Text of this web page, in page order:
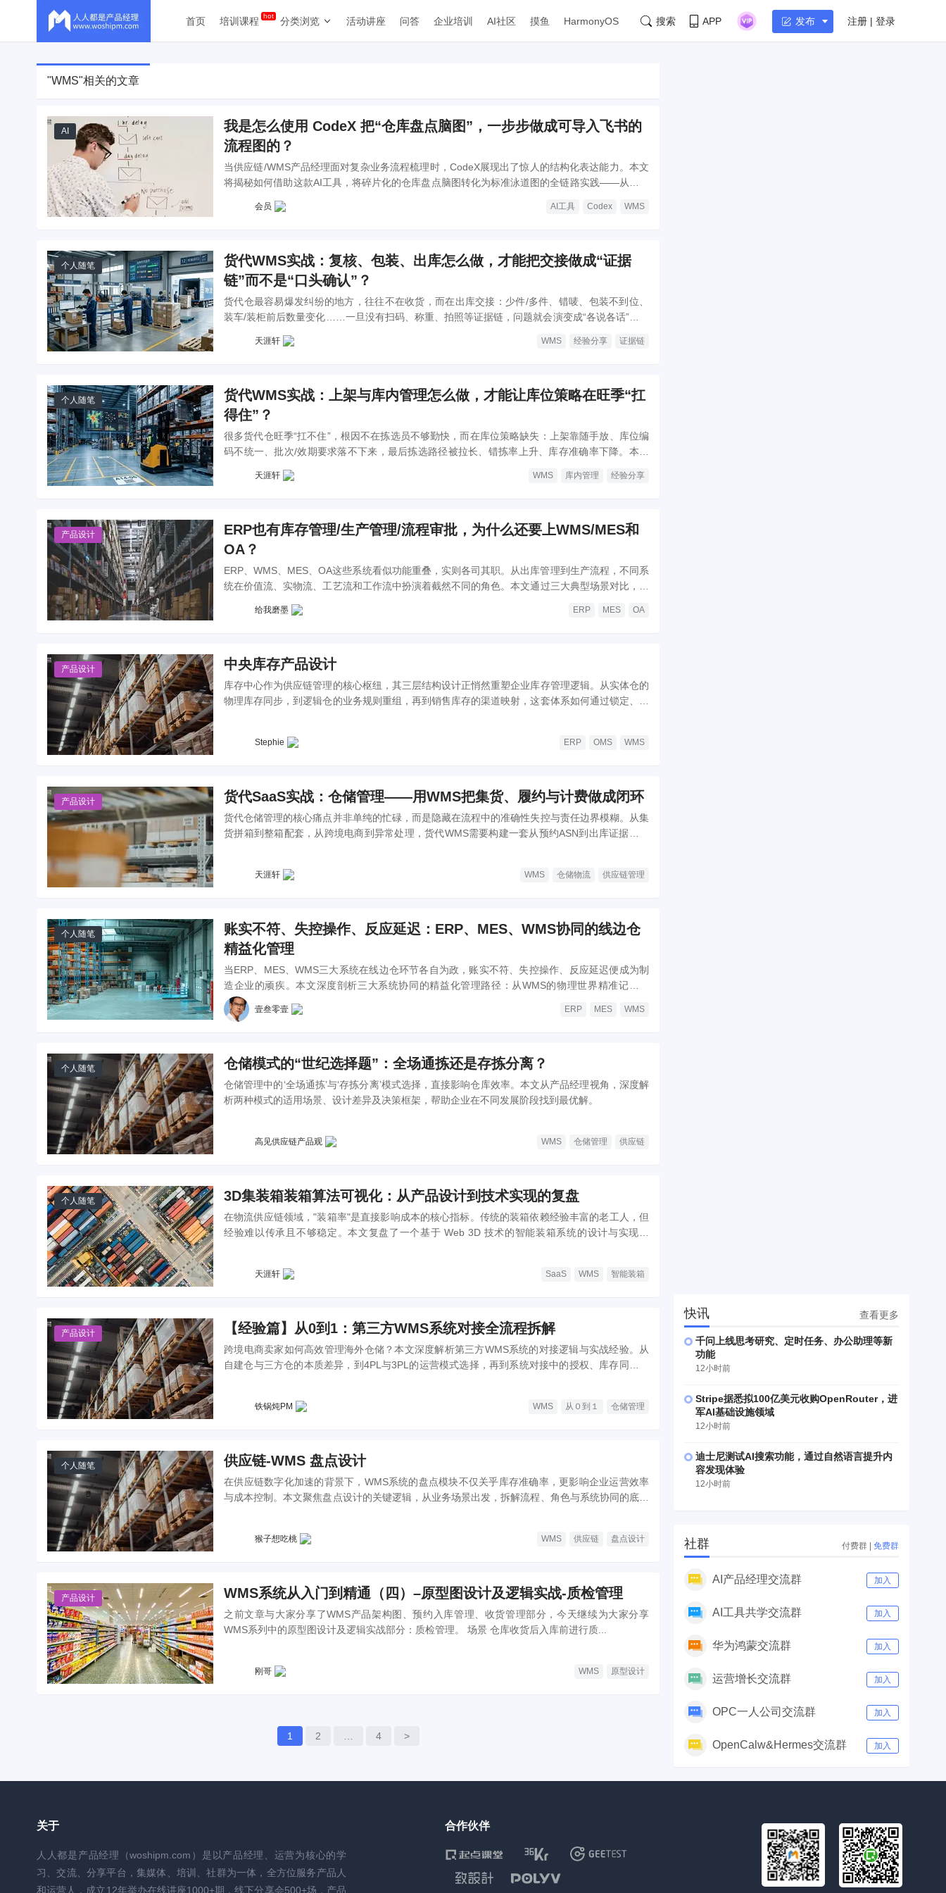
首页 培训课程 分类浏览 活动讲座 问答 企业培训 AI社区 摸鱼 HarmonyOS 搜索 APP 发布 注册 | 登录
"WMS"相关的文章
AI
我是怎么使用 CodeX 把“仓库盘点脑图”，一步步做成可导入飞书的
流程图的？
当供应链/WMS产品经理面对复杂业务流程梳理时，CodeX展现出了惊人的结构化表达能力。本文
将揭秘如何借助这款AI工具，将碎片化的仓库盘点脑图转化为标准泳道图的全链路实践——从业务
会员 AI工具 Codex WMS
个人随笔
货代WMS实战：复核、包装、出库怎么做，才能把交接做成“证据
链”而不是“口头确认”？
货代仓最容易爆发纠纷的地方，往往不在收货，而在出库交接：少件/多件、错唛、包装不到位、
装车/装柜前后数量变化……一旦没有扫码、称重、拍照等证据链，问题就会演变成“各说各话”。本
异化要求，出库如何与装车计划、运输调度联动，以及如何把全流程质量追溯与异常处理内置到系
天涯轩 WMS 经验分享 证据链
个人随笔
货代WMS实战：上架与库内管理怎么做，才能让库位策略在旺季“扛
得住”？
很多货代仓旺季“扛不住”，根因不在拣选员不够勤快，而在库位策略缺失：上架靠随手放、库位编
码不统一、批次/效期要求落不下来，最后拣选路径被拉长、错拣率上升、库存准确率下降。本文
如何用规则/算法做库位分配与预留锁定，如何用移动端导航与扫描把策略落到现场，以及如何通
天涯轩 WMS 库内管理 经验分享
产品设计
ERP也有库存管理/生产管理/流程审批，为什么还要上WMS/MES和
OA？
ERP、WMS、MES、OA这些系统看似功能重叠，实则各司其职。从出库管理到生产流程，不同系
统在价值流、实物流、工艺流和工作流中扮演着截然不同的角色。本文通过三大典型场景对比，揭
给我磨墨 ERP MES OA
产品设计 中央库存产品设计
库存中心作为供应链管理的核心枢纽，其三层结构设计正悄然重塑企业库存管理逻辑。从实体仓的
物理库存同步，到逻辑仓的业务规则重组，再到销售库存的渠道映射，这套体系如何通过锁定、冻
Stephie ERP OMS WMS
产品设计 货代SaaS实战：仓储管理——用WMS把集货、履约与计费做成闭环
货代仓储管理的核心痛点并非单纯的忙碌，而是隐藏在流程中的准确性失控与责任边界模糊。从集
货拼箱到整箱配套，从跨境电商到异常处理，货代WMS需要构建一套从预约ASN到出库证据链的
天涯轩 WMS 仓储物流 供应链管理
个人随笔
账实不符、失控操作、反应延迟：ERP、MES、WMS协同的线边仓
精益化管理
当ERP、MES、WMS三大系统在线边仓环节各自为政，账实不符、失控操作、反应延迟便成为制
造企业的顽疾。本文深度剖析三大系统协同的精益化管理路径：从WMS的物理世界精准记录、
MES的实时消耗同步，到ERP的唯一真相映射，构建数据闭环。通过刚性校验机制遏制超领，动态
补货触发预防待料，让'不积压、不超领、不待料'从管理目标转化为可落地的数字化运营现实。
壹叁零壹 ERP MES WMS
个人随笔 仓储模式的“世纪选择题”：全场通拣还是存拣分离？
仓储管理中的‘全场通拣’与‘存拣分离’模式选择，直接影响仓库效率。本文从产品经理视角，深度解
析两种模式的适用场景、设计差异及决策框架，帮助企业在不同发展阶段找到最优解。
高见供应链产品观 WMS 仓储管理 供应链
个人随笔 3D集装箱装箱算法可视化：从产品设计到技术实现的复盘
在物流供应链领域，"装箱率"是直接影响成本的核心指标。传统的装箱依赖经验丰富的老工人，但
经验难以传承且不够稳定。本文复盘了一个基于 Web 3D 技术的智能装箱系统的设计与实现过
天涯轩 SaaS WMS 智能装箱
产品设计 【经验篇】从0到1：第三方WMS系统对接全流程拆解
跨境电商卖家如何高效管理海外仓储？本文深度解析第三方WMS系统的对接逻辑与实战经验。从
自建仓与三方仓的本质差异，到4PL与3PL的运营模式选择，再到系统对接中的授权、库存同步等
铁锅炖PM WMS 从０到１ 仓储管理
个人随笔 供应链-WMS 盘点设计
在供应链数字化加速的背景下，WMS系统的盘点模块不仅关乎库存准确率，更影响企业运营效率
与成本控制。本文聚焦盘点设计的关键逻辑，从业务场景出发，拆解流程、角色与系统协同的底层
猴子想吃桃 WMS 供应链 盘点设计
产品设计 WMS系统从入门到精通（四）–原型图设计及逻辑实战-质检管理
之前文章与大家分享了WMS产品架构图、预约入库管理、收货管理部分，今天继续为大家分享
WMS系列中的原型图设计及逻辑实战部分：质检管理。 场景 仓库收货后入库前进行质...
刚哥 WMS 原型设计
1 2 4 >
快讯 查看更多
千问上线思考研究、定时任务、办公助理等新
功能
12小时前
Stripe据悉拟100亿美元收购OpenRouter，进
军AI基础设施领域
12小时前
迪士尼测试AI搜索功能，通过自然语言提升内
容发现体验
12小时前
社群 付费群 | 免费群
AI产品经理交流群 加入
AI工具共学交流群 加入
华为鸿蒙交流群 加入
运营增长交流群 加入
OPC一人公司交流群 加入
OpenCalw&Hermes交流群 加入
关于
人人都是产品经理（woshipm.com）是以产品经理、运营为核心的学
习、交流、分享平台，集媒体、培训、社群为一体，全方位服务产品人
和运营人，成立12年举办在线讲座1000+期，线下分享会500+场，产品
合作伙伴